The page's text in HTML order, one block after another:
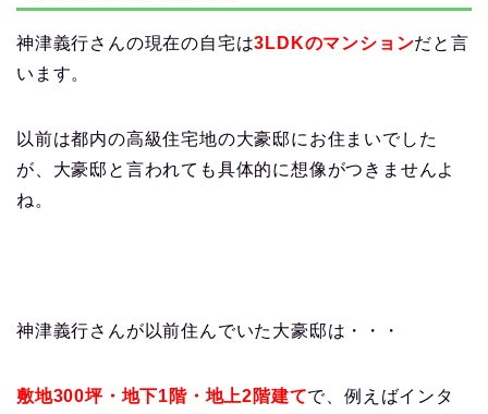
神津義行さんの現在の自宅は3LDKのマンションだと言
います。
以前は都内の高級住宅地の大豪邸にお住まいでした
が、大豪邸と言われても具体的に想像がつきませんよ
ね。
神津義行さんが以前住んでいた大豪邸は・・・
敷地300坪・地下1階・地上2階建てで、例えばインタ